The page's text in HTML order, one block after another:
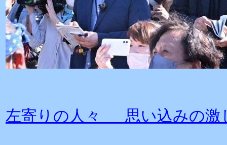
左寄りの人々 思い込みの激